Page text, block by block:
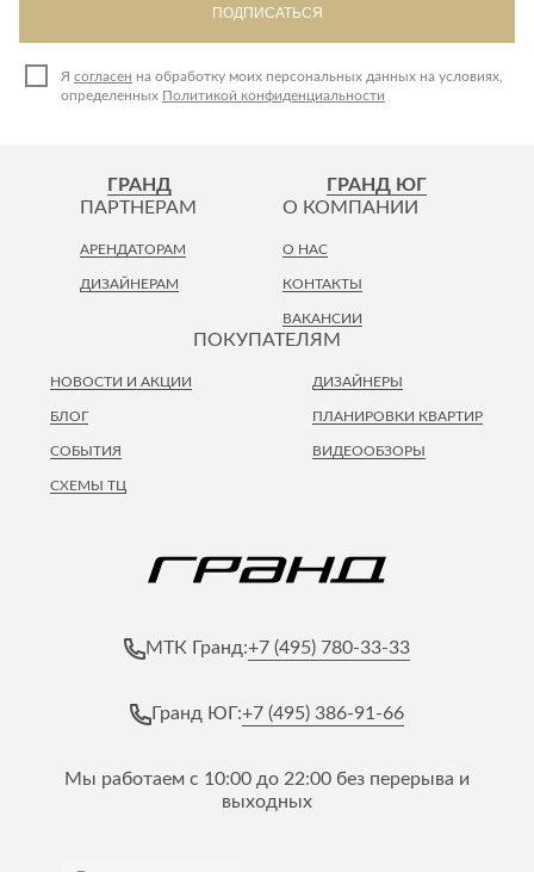
ПОДПИСАТЬСЯ
Я согласен на обработку моих персональных данных на условиях,
определенных Политикой конфиденциальности
ГРАНД ГРАНД ЮГ
ПОКУПАТЕЛЯМ
НОВОСТИ И АКЦИИ
ПЛАНИРОВКИ КВАРТИР
ВИДЕООБЗОРЫ
БЛОГ
СОБЫТИЯ
СХЕМЫ ТЦ
ДИЗАЙНЕРЫ
ПАРТНЕРАМ
АРЕНДАТОРАМ
ДИЗАЙНЕРАМ
О КОМПАНИИ
О НАС
КОНТАКТЫ
ВАКАНСИИ
МТК Гранд:+7 (495) 780-33-33
Гранд ЮГ:+7 (495) 386-91-66
Мы работаем с 10:00 до 22:00 без перерыва и
выходных